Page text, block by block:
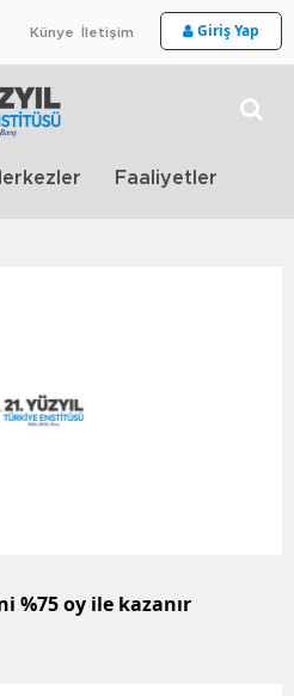
Künye İletişim Giriş Yap
Faaliyetler
%75 oy ile kazanır